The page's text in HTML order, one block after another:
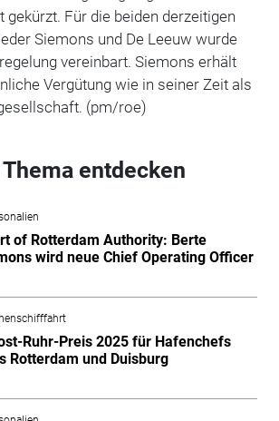
gekürzt. Für die beiden derzeitigen
Siemons und De Leeuw wurde
vereinbart. Siemons erhält
Vergütung wie in seiner Zeit als
(pm/roe)
entdecken
of Rotterdam Authority: Berte
wird neue Chief Operating Officer
Ruhr-Preis 2025 für Hafenchefs
Rotterdam und Duisburg